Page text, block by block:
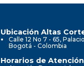
Ubicación Altas
Calle 12 No 7 - 65,
Bogotá - Colombia
Horarios de